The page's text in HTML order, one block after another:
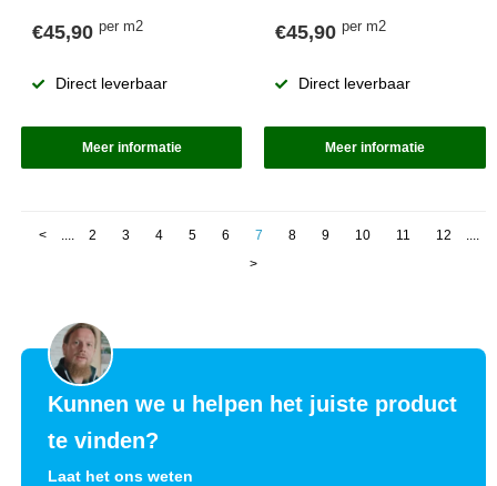
€45,90 per m2
Direct leverbaar
Meer informatie
€45,90per m2
Direct leverbaar
Meer informatie
< .... 2 3 4 5 6 7 8 9 10 11 12
....
>
Kunnen we u helpen het juiste product
te vinden?
Laat het ons weten